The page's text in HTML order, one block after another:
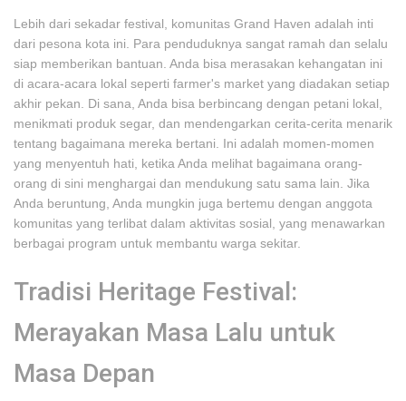
Lebih dari sekadar festival, komunitas Grand Haven adalah inti
dari pesona kota ini. Para penduduknya sangat ramah dan selalu
siap memberikan bantuan. Anda bisa merasakan kehangatan ini
di acara-acara lokal seperti farmer's market yang diadakan setiap
akhir pekan. Di sana, Anda bisa berbincang dengan petani lokal,
menikmati produk segar, dan mendengarkan cerita-cerita menarik
tentang bagaimana mereka bertani. Ini adalah momen-momen
yang menyentuh hati, ketika Anda melihat bagaimana orang-
orang di sini menghargai dan mendukung satu sama lain. Jika
Anda beruntung, Anda mungkin juga bertemu dengan anggota
komunitas yang terlibat dalam aktivitas sosial, yang menawarkan
berbagai program untuk membantu warga sekitar.
Tradisi Heritage Festival:
Merayakan Masa Lalu untuk
Masa Depan